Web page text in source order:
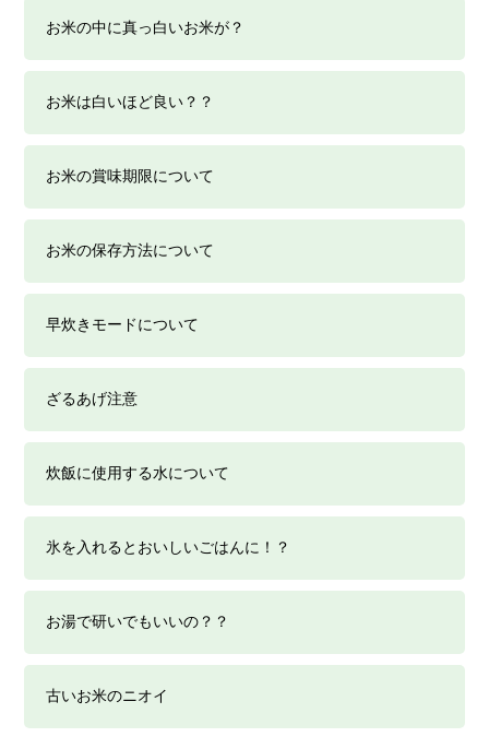
お米の中に真っ白いお米が？
お米は白いほど良い？？
お米の賞味期限について
お米の保存方法について
早炊きモードについて
ざるあげ注意
炊飯に使用する水について
氷を入れるとおいしいごはんに！？
お湯で研いでもいいの？？
古いお米のニオイ